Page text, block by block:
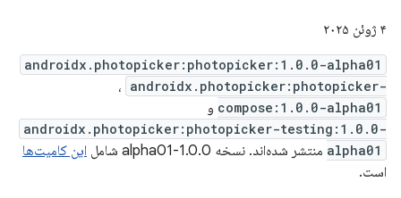
۴ ژوئن ۲۰۲۵
androidx.photopicker:photopicker:1.0.0-alpha01
، androidx.photopicker:photopicker-
compose:1.0.0-alpha01 و
androidx.photopicker:photopicker-testing:1.0.0-
alpha01 منتشر شده‌اند. نسخه 1.0.0-alpha01 شامل
این کامیت‌ها
است.